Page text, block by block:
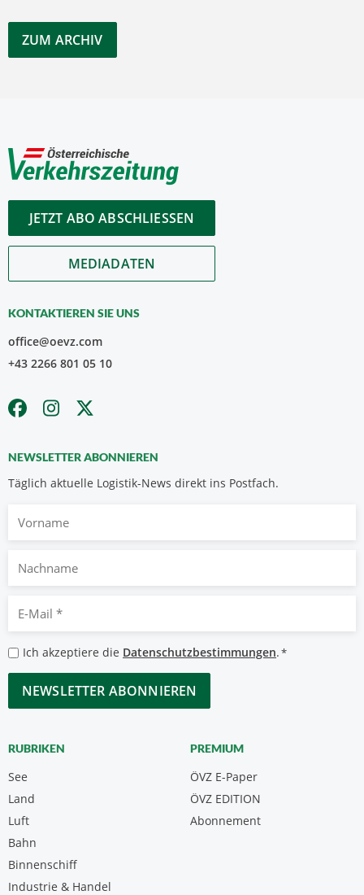
ZUM ARCHIV
JETZT ABO ABSCHLIESSEN
MEDIADATEN
KONTAKTIEREN SIE UNS
office@oevz.com
+43 2266 801 05 10
NEWSLETTER ABONNIEREN
Täglich aktuelle Logistik-News direkt ins Postfach.
Nachname
Mail
*
Datenschutzbestimmungen
*
Ich akzeptiere die Datenschutzbestimmungen.*
CAPTCHA
RUBRIKEN
See
Land
Luft
Bahn
Binnenschiff
Industrie & Handel
PREMIUM
ÖVZ E-Paper
Abonnement
ÖVZ EDITION